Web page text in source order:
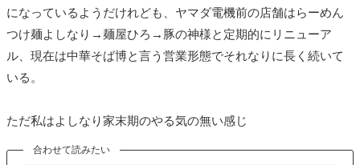
になっているようだけれども、ヤマダ電機前の店舗はらーめん
つけ麺よしなり→麺屋ひろ→豚の神様と定期的にリニューア
ル、現在は中華そば博と言う営業形態でそれなりに長く続いて
いる。
ただ私はよしなり家末期のやる気の無い感じ
合わせて読みたい